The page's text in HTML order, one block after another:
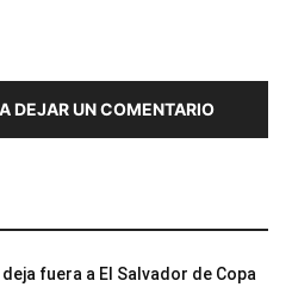
DEJAR UN COMENTARIO
fuera a El Salvador de Copa